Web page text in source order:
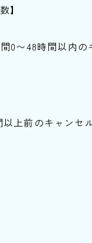
】
0〜48時間以内の
上前のキャンセ